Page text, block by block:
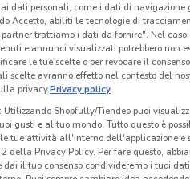
dati personali, come i dati di navigazione
Accetto, abiliti le tecnologie di
trattiamo i dati da fornire". Nel caso
e annunci visualizzati potrebbero non
le tue scelte o per revocare il
avranno effetto nel contesto del
privacy.Privacy policy
Shopfully/Tiendeo puoi
gusti e al tuo mondo. Tutto questo è
tue attività all'interno dell'applicazione e
Privacy Policy. Per fare questo,
il tuo consenso condivideremo i tuoi